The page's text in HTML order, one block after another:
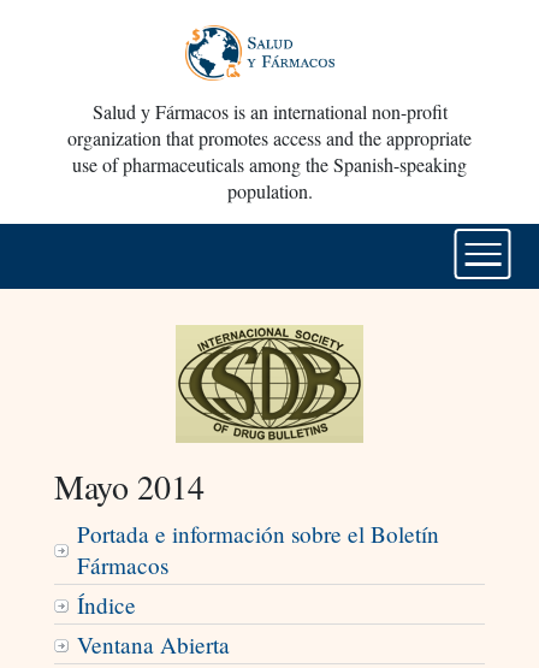
Salud y Fármacos is an international non-profit
organization that promotes access and the appropriate
use of pharmaceuticals among the Spanish-speaking
population.
Mayo 2014
Portada e información sobre el Boletín
Fármacos
Índice
Ventana Abierta